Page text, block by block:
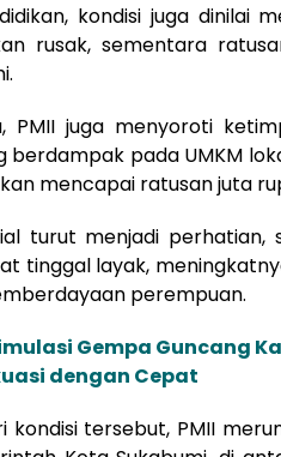
kondisi juga dinilai
rusak, sementara
PMII juga menyoroti
berdampak pada UMKM
mencapai ratusan juta
turut menjadi
tinggal layak,
perempuan.
Gempa Guncang
dengan Cepat
kondisi tersebut, PMII